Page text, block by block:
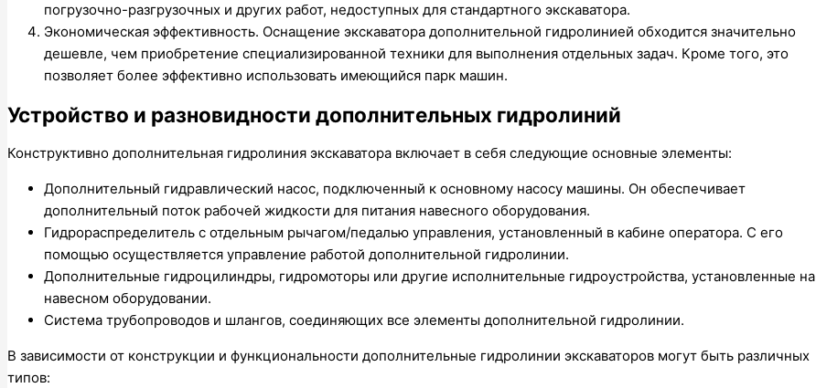
погрузочно-разгрузочных и других работ, недоступных для стандартного экскаватора.
Экономическая эффективность. Оснащение экскаватора дополнительной гидролинией обходится значительно
дешевле, чем приобретение специализированной техники для выполнения отдельных задач. Кроме того, это
позволяет более эффективно использовать имеющийся парк машин.
Устройство и разновидности дополнительных гидролиний
Конструктивно дополнительная гидролиния экскаватора включает в себя следующие основные элементы:
Дополнительный гидравлический насос, подключенный к основному насосу машины. Он обеспечивает
дополнительный поток рабочей жидкости для питания навесного оборудования.
Гидрораспределитель с отдельным рычагом/педалью управления, установленный в кабине оператора. С его
помощью осуществляется управление работой дополнительной гидролинии.
Дополнительные гидроцилиндры, гидромоторы или другие исполнительные гидроустройства, установленные на
навесном оборудовании.
Система трубопроводов и шлангов, соединяющих все элементы дополнительной гидролинии.
В зависимости от конструкции и функциональности дополнительные гидролинии экскаваторов могут быть различных
типов: